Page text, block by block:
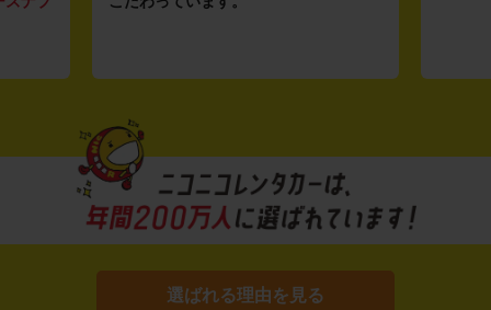
選ばれる理由を見る